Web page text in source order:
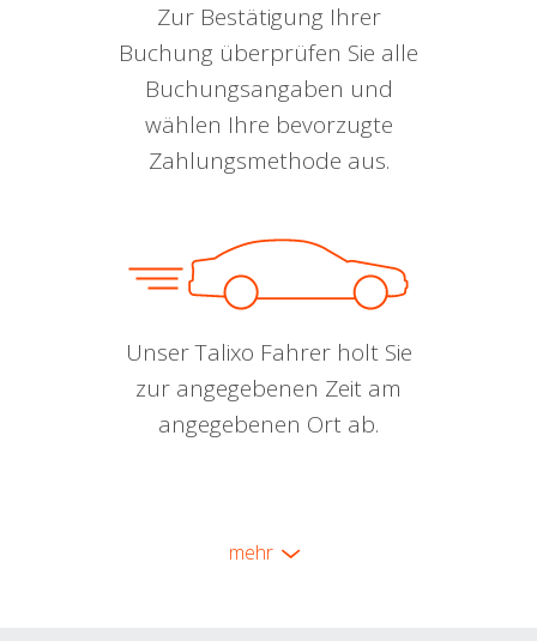
Zur Bestätigung Ihrer
Buchung überprüfen Sie alle
Buchungsangaben und
wählen Ihre bevorzugte
Zahlungsmethode aus.
Unser Talixo Fahrer holt Sie
zur angegebenen Zeit am
angegebenen Ort ab.
mehr